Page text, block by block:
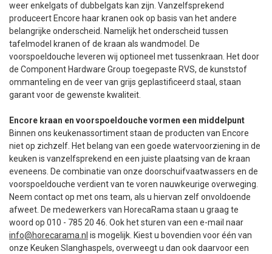
weer enkelgats of dubbelgats kan zijn. Vanzelfsprekend
produceert Encore haar kranen ook op basis van het andere
belangrijke onderscheid. Namelijk het onderscheid tussen
tafelmodel kranen of de kraan als wandmodel. De
voorspoeldouche leveren wij optioneel met tussenkraan. Het door
de Component Hardware Group toegepaste RVS, de kunststof
ommanteling en de veer van grijs geplastificeerd staal, staan
garant voor de gewenste kwaliteit.
Encore kraan en voorspoeldouche vormen een middelpunt
Binnen ons keukenassortiment staan de producten van Encore
niet op zichzelf. Het belang van een goede watervoorziening in de
keuken is vanzelfsprekend en een juiste plaatsing van de kraan
eveneens. De combinatie van onze doorschuifvaatwassers en de
voorspoeldouche verdient van te voren nauwkeurige overweging.
Neem contact op met ons team, als u hiervan zelf onvoldoende
afweet. De medewerkers van HorecaRama staan u graag te
woord op 010 - 785 20 46. Ook het sturen van een e-mail naar
info@horecarama.nl is mogelijk. Kiest u bovendien voor één van
onze Keuken Slanghaspels, overweegt u dan ook daarvoor een